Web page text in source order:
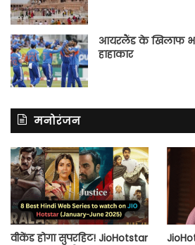
आयरलैंड के खिलाफ
हाहाकार
मनोरंजन
वीकेंड होगा सुपरहिट! JioHotstar